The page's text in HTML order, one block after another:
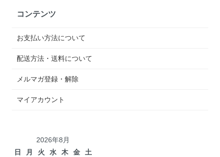
コンテンツ
お支払い方法について
配送方法・送料について
メルマガ登録・解除
マイアカウント
2026年8月
日
月 火 水 木 金
土